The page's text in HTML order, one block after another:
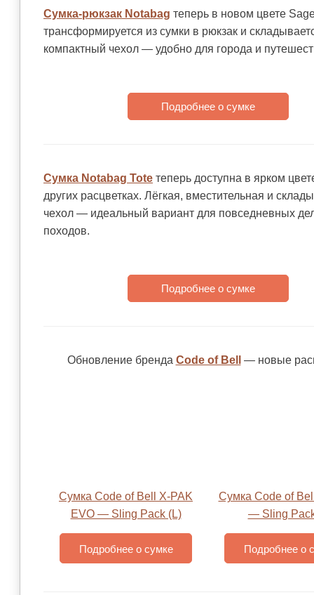
Сумка-рюкзак Notabag теперь в новом цвете
трансформируется из сумки в рюкзак и
компактный чехол — удобно для города и
Подробнее о сумке
Сумка Notabag Tote теперь доступна в ярком
других расцветках. Лёгкая, вместительная и
чехол — идеальный вариант для повседневных
походов.
Подробнее о сумке
Обновление бренда Code of Bell — новые
Сумка Code of Bell X-PAK
EVO — Sling Pack (L)
Подробнее о сумке
Сумка Code of
— Sling
Подробнее о